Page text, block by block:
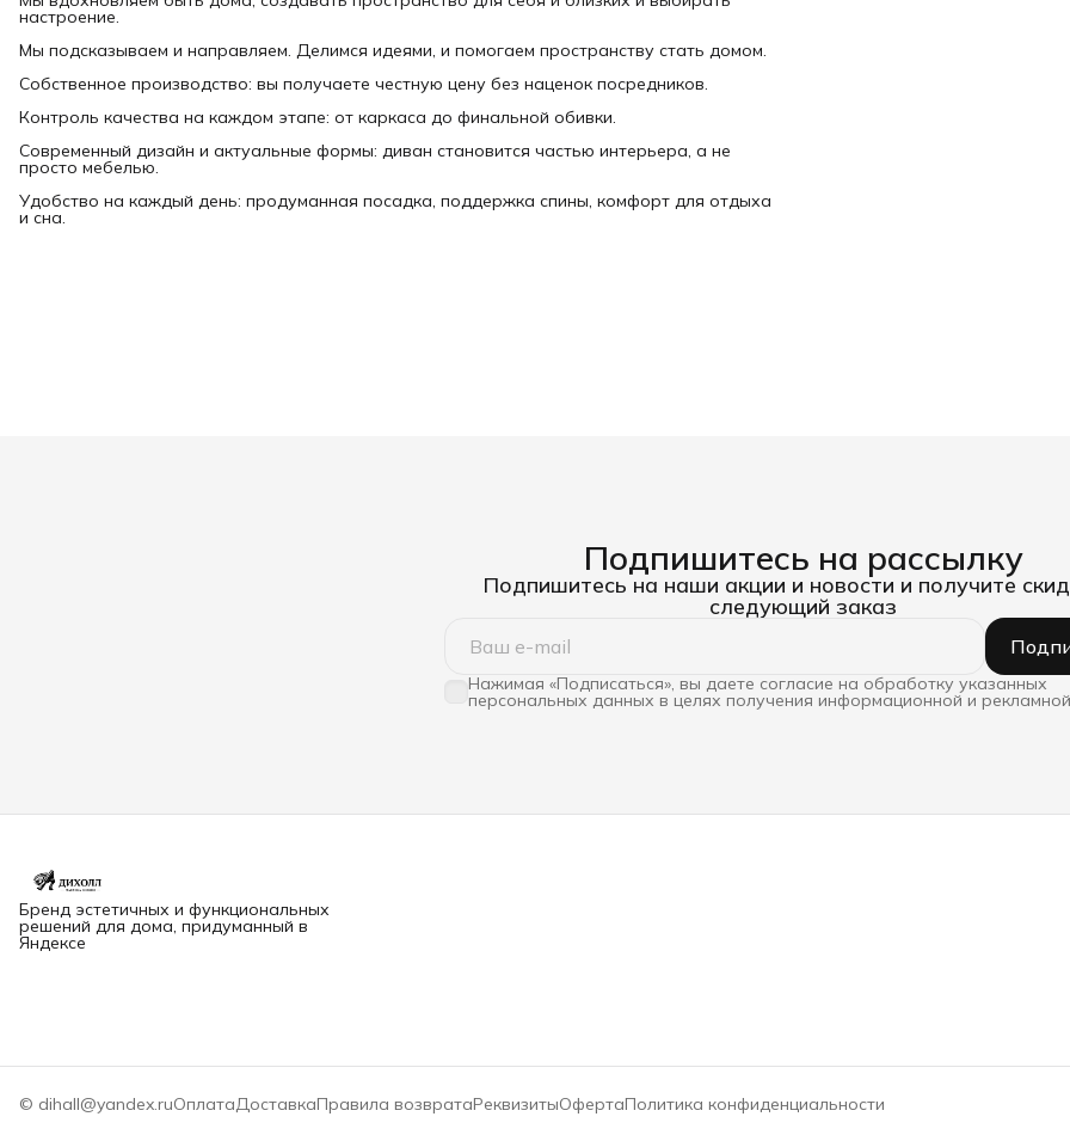
настроение.
Мы подсказываем и направляем. Делимся идеями, и помогаем пространству стать домом.
Собственное производство: вы получаете честную цену без наценок посредников.
Контроль качества на каждом этапе: от каркаса до финальной обивки.
Современный дизайн и актуальные формы: диван становится частью интерьера, а не
просто мебелью.
Удобство на каждый день: продуманная посадка, поддержка спины, комфорт для отдыха
и сна.
Подпишитесь на рассылку
Подпишитесь на наши акции и новости и получите
следующий заказ
Нажимая «Подписаться», вы даете согласие на обработку указанных
персональных данных в целях получения информационной и
Бренд эстетичных и функциональных
решений для дома, придуманный в
Яндексе
© dihall@yandex.ruОплатаДоставкаПравила возвратаРеквизитыОфертаПолитика конфиденциальности